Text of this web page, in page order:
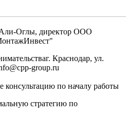
г. Краснодар, ул.
group.ru
консультацию по началу работы
стратегию по